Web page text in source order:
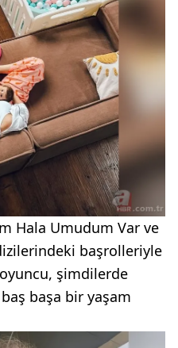
Hala Umudum Var ve
başrolleriyle
oyuncu, şimdilerde
başa bir yaşam